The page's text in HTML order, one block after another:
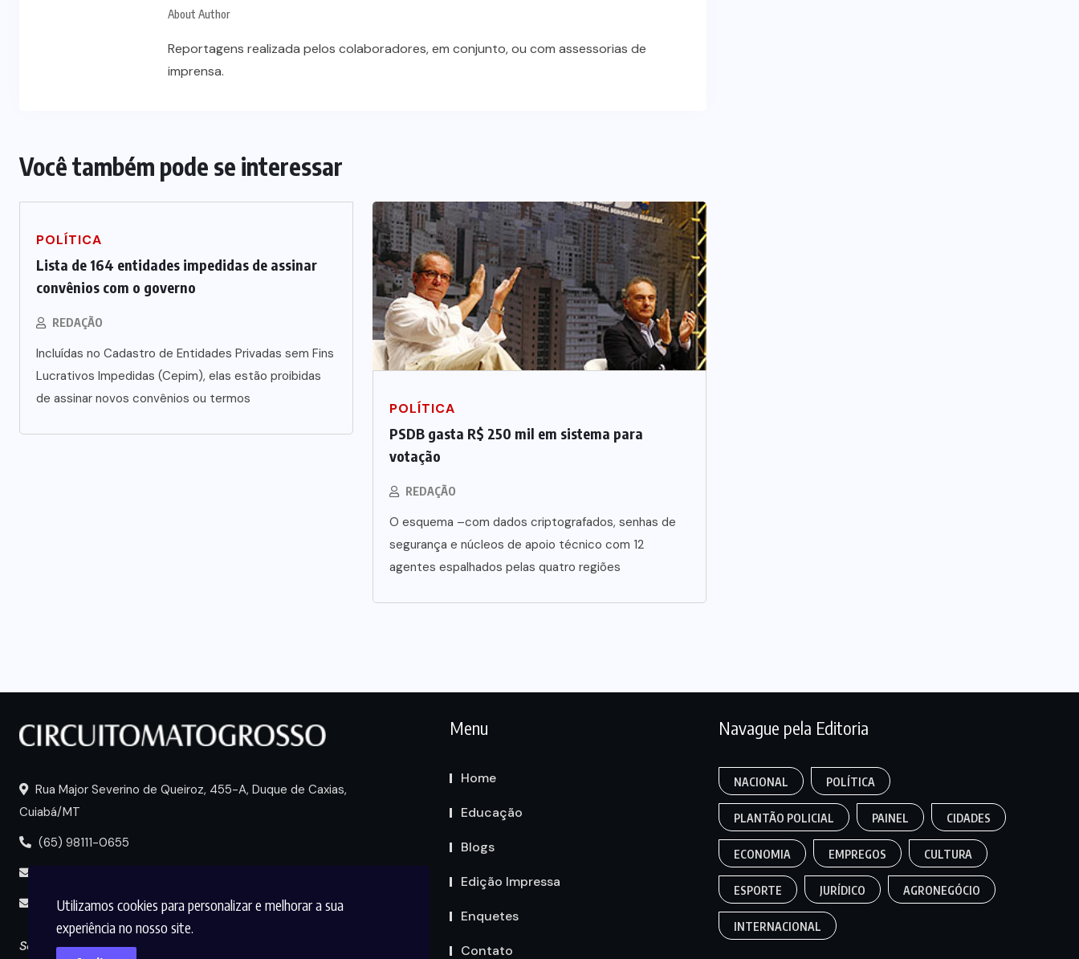
Utilizamos cookies para personalizar e melhorar a sua
experiência no nosso site.
About Author
Reportagens realizada pelos colaboradores, em conjunto, ou com assessorias de
imprensa.
Você também pode se interessar
POLÍTICA
Lista de 164 entidades impedidas de assinar
convênios com o governo
REDAÇÃO
Incluídas no Cadastro de Entidades Privadas sem Fins
Lucrativos Impedidas (Cepim), elas estão proibidas
de assinar novos convênios ou termos
POLÍTICA
PSDB gasta R$ 250 mil em sistema para
votação
REDAÇÃO
O esquema –com dados criptografados, senhas de
segurança e núcleos de apoio técnico com 12
agentes espalhados pelas quatro regiões
Rua Major Severino de Queiroz, 455-A, Duque de Caxias,
Cuiabá/MT
(65) 98111-0655
midia@circuitomt.com.br
Seguir
Menu
Home
Educação
Blogs
Edição Impressa
Enquetes
Contato
Navague pela Editoria
NACIONAL POLÍTICA
PLANTÃO POLICIAL PAINEL CIDADES
ECONOMIA EMPREGOS CULTURA
ESPORTE JURÍDICO AGRONEGÓCIO
INTERNACIONAL